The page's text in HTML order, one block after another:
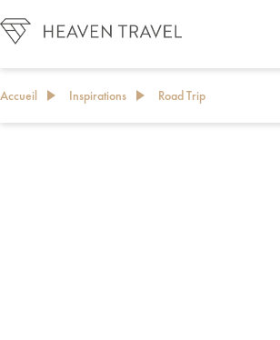
Accueil Inspirations Road Trip